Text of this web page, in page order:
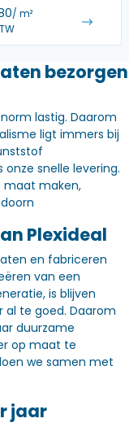
/ m²
bezorgen
lastig. Daarom
ligt immers bij
snelle levering.
maat maken,
Plexideal
en fabriceren
van een
is blijven
al te goed. Daarom
duurzame
op maat te
we samen met
jaar